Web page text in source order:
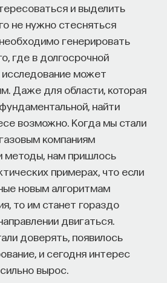
и выделить
не нужно стесняться
генерировать
где в долгосрочной
может
Даже для области, которая
найти
возможно. Когда мы стали
компаниям
методы, нам пришлось
примерах, что если
новым алгоритмам
то им станет гораздо
двигаться.
доверять, появилось
и сегодня интерес
вырос.
основа бессмертия
простой мысли. Она
что у нас очень сильно
жизни
Понимаете,
живет дольше, чем
живет дольше, чем мышь.